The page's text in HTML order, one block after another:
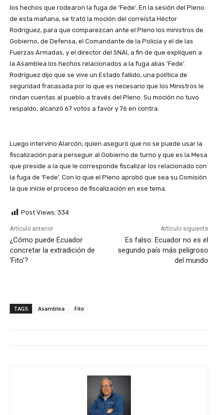
los hechos que rodearon la fuga de ‘Fede’. En la sesión del Pleno
de esta mañana, se trató la moción del correísta Héctor
Rodriguez, para que comparezcan ante el Pleno los ministros de
Gobierno, de Defensa, el Comandante de la Policía y el de las
Fuerzas Armadas, y el director del SNAI, a fin de que expliquen a
la Asamblea los hechos relacionados a la fuga alias ‘Fede’.
Rodríguez dijo que se vive un Estado fallido, una política de
seguridad fracasada por lo que es necesario que los Ministros le
rindan cuentas al pueblo a través del Pleno. Su moción no tuvo
respaldo, alcanzó 67 votos a favor y 76 en contra.
Luego intervino Alarcón, quien aseguró que no se puede usar la
fiscalización para perseguir al Gobierno de turno y que es la Mesa
que preside a la que le corresponde fiscalizar los relacionado con
la fuga de ‘Fede’. Con lo que el Pleno aprobó que sea su Comisión
la que inicie el proceso de fiscalización en ese tema.
Post Views: 334
Artículo anterior
¿Cómo puede Ecuador
concretar la extradición de
‘Fito’?
Artículo siguiente
Es falso: Ecuador no es el
segundo país más peligroso
del mundo
TAGS Asamblea Fito